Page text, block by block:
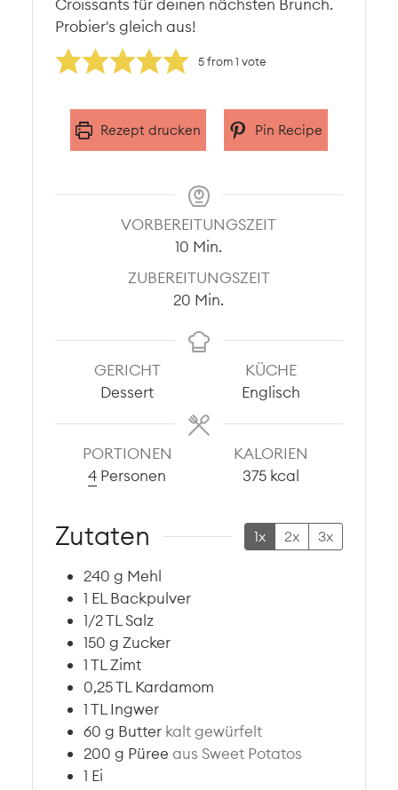
Croissants für deinen nächsten Brunch.
Probier's gleich aus!
5from 1 vote
Rezept drucken Pin Recipe
VORBEREITUNGSZEIT
10 Minuten
Min.
ZUBEREITUNGSZEIT
20 Minuten
Min.
GERICHT
Dessert
KÜCHE
Englisch
PORTIONEN
4 Personen
KALORIEN
375 kcal
Zutaten 1x 2x 3x
240 g Mehl
1 EL Backpulver
1/2TL Salz
150 g Zucker
1TL Zimt
0,25TL Kardamom
1TL Ingwer
60 g Butter kalt gewürfelt
200 g Püree aus Sweet Potatos
1 Ei